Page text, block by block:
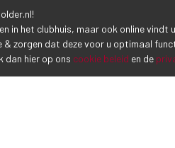
in het clubhuis, maar ook online
& zorgen dat deze voor u optimaal
dan hier op ons cookie beleid en de